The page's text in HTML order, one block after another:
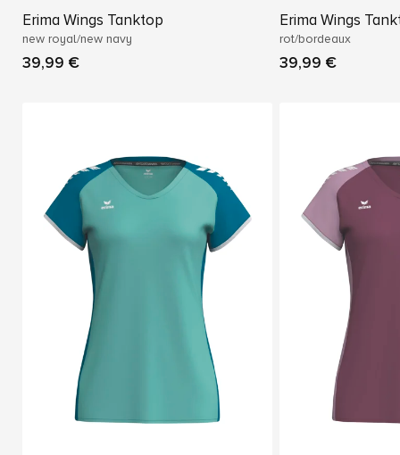
Erima Wings Tanktop
new royal/new navy
39,99 €
Erima Wings
rot/bordeaux
39,99 €